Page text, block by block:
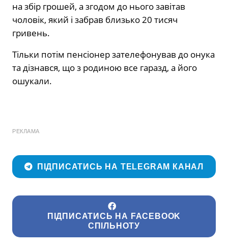
на збір грошей, а згодом до нього завітав
чоловік, який і забрав близько 20 тисяч
гривень.
Тільки потім пенсіонер зателефонував до онука
та дізнався, що з родиною все гаразд, а його
ошукали.
РЕКЛАМА
ПІДПИСАТИСЬ НА TELEGRAM КАНАЛ
ПІДПИСАТИСЬ НА FACEBOOK
СПІЛЬНОТУ